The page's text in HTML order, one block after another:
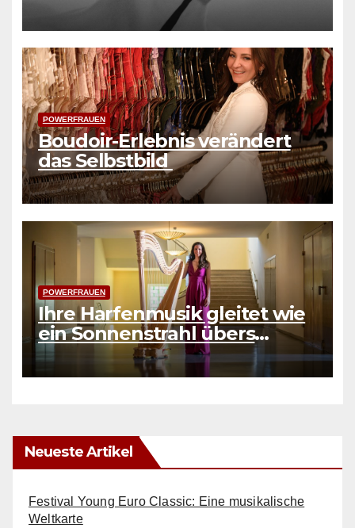
POWERFRAUEN
Boudoir-Erlebnis verändert
das Selbstbild
POWERFRAUEN
Ihre Harfenmusik gleitet wie
ein Sonnenstrahl übers
Wasser
Neueste Artikel
Festival Young Euro Classic: Eine musikalische
Weltkarte